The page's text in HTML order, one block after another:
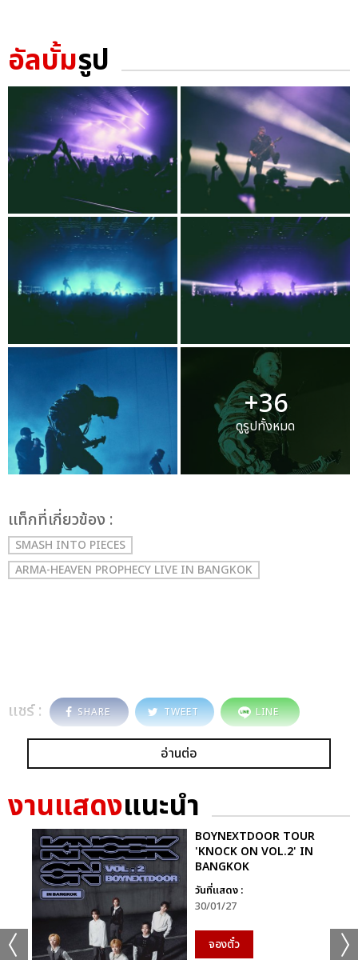
อัลบั้มรูป
+36
ดูรูปทั้งหมด
เเท็กที่เกี่ยวข้อง :
SMASH INTO PIECES
ARMA-HEAVEN PROPHECY LIVE IN BANGKOK
แชร์ : SHARE TWEET LINE
อ่านต่อ
งานแสดงแนะนำ
BOYNEXTDOOR TOUR
'KNOCK ON VOL.2' IN
BANGKOK
วันที่แสดง :
30/01/27
จองตั๋ว